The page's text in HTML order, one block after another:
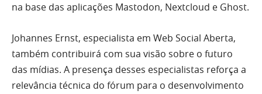
na base das aplicações Mastodon, Nextcloud e Ghost.
Johannes Ernst, especialista em Web Social Aberta,
também contribuirá com sua visão sobre o futuro
das mídias. A presença desses especialistas reforça a
relevância técnica do fórum para o desenvolvimento